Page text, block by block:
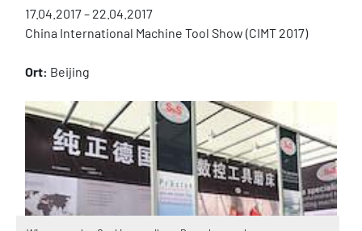
17.04.2017 – 22.04.2017
China International Machine Tool Show (CIMT 2017)
Ort: Beijing